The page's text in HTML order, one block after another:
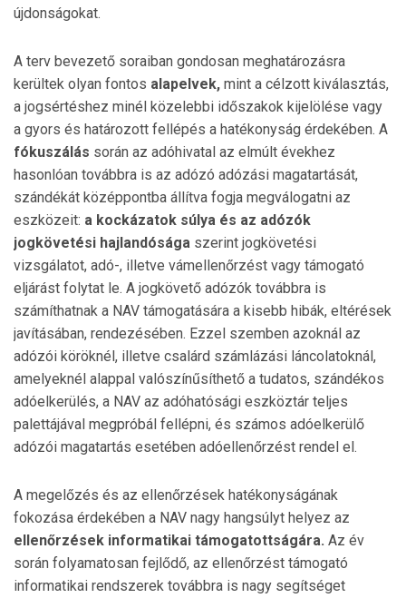
újdonságokat.
A terv bevezető soraiban gondosan meghatározásra
kerültek olyan fontos alapelvek, mint a célzott kiválasztás,
a jogsértéshez minél közelebbi időszakok kijelölése vagy
a gyors és határozott fellépés a hatékonyság érdekében. A
fókuszálás során az adóhivatal az elmúlt évekhez
hasonlóan továbbra is az adózó adózási magatartását,
szándékát középpontba állítva fogja megválogatni az
eszközeit: a kockázatok súlya és az adózók
jogkövetési hajlandósága szerint jogkövetési
vizsgálatot, adó-, illetve vámellenőrzést vagy támogató
eljárást folytat le. A jogkövető adózók továbbra is
számíthatnak a NAV támogatására a kisebb hibák, eltérések
javításában, rendezésében. Ezzel szemben azoknál az
adózói köröknél, illetve csalárd számlázási láncolatoknál,
amelyeknél alappal valószínűsíthető a tudatos, szándékos
adóelkerülés, a NAV az adóhatósági eszköztár teljes
palettájával megpróbál fellépni, és számos adóelkerülő
adózói magatartás esetében adóellenőrzést rendel el.
A megelőzés és az ellenőrzések hatékonyságának
fokozása érdekében a NAV nagy hangsúlyt helyez az
ellenőrzések informatikai támogatottságára. Az év
során folyamatosan fejlődő, az ellenőrzést támogató
informatikai rendszerek továbbra is nagy segítséget